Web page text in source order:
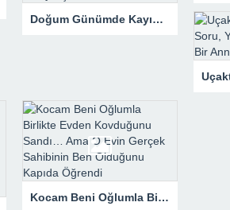
Doğum Günümde Kayınvalidem Tavayı Başucuma Fırlattı… Birkaç Saat Sonra Gelen Zarf Evliliğimin Bütün Gerçeğini Ortaya Çıkardı
Kocam Beni Oğlumla Birlikte Evden Kovduğunu Sandı… Ama O Evin Gerçek Sahibinin Ben Olduğunu Kapıda Öğrendi